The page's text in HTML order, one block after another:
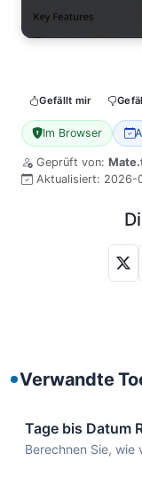
Gefällt mir
Im Browser
Geprüft von:
Aktualisiert: 2026-
Verwandte
Tage bis Datum
Berechnen Sie, wie